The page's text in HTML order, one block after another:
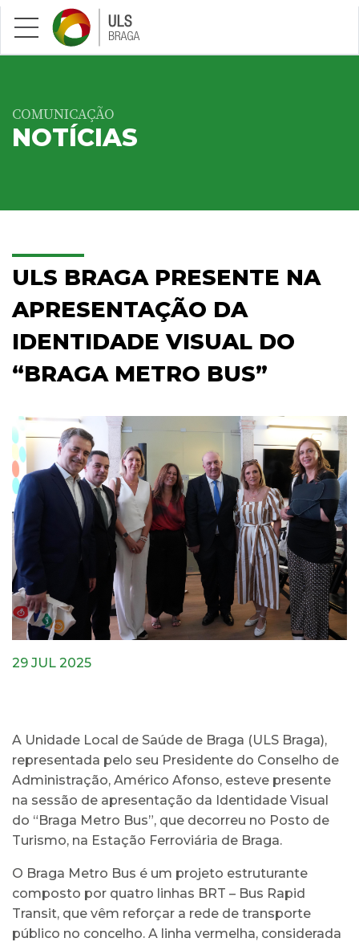
Saltar para conteúdo principal
COMUNICAÇÃO
NOTÍCIAS
ULS BRAGA PRESENTE NA
APRESENTAÇÃO DA
IDENTIDADE VISUAL DO
“BRAGA METRO BUS”
29 JUL 2025
A Unidade Local de Saúde de Braga (ULS Braga),
representada pelo seu Presidente do Conselho de
Administração, Américo Afonso, esteve presente
na sessão de apresentação da Identidade Visual
do “Braga Metro Bus”, que decorreu no Posto de
Turismo, na Estação Ferroviária de Braga.
O Braga Metro Bus é um projeto estruturante
composto por quatro linhas BRT – Bus Rapid
Transit, que vêm reforçar a rede de transporte
público no concelho. A linha vermelha, considerada